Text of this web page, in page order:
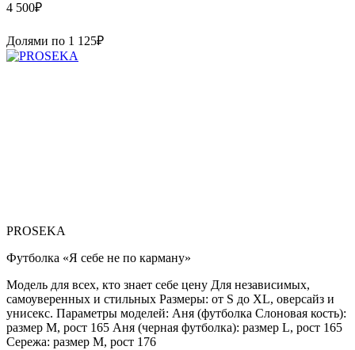
4 500₽
Долями по 1 125₽
PROSEKA
Футболка «Я себе не по карману»
Модель для всех, кто знает себе цену Для независимых,
самоуверенных и стильных Размеры: от S до XL, оверсайз и
унисекс. Параметры моделей: Аня (футболка Слоновая кость):
размер М, рост 165 Аня (черная футболка): размер L, рост 165
Сережа: размер M, рост 176